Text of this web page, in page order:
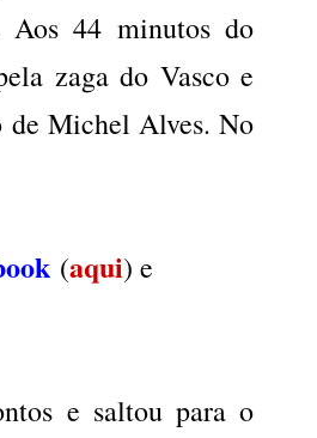
44 minutos do
zaga do Vasco e
de Michel Alves. No
(aqui) e
e saltou para o